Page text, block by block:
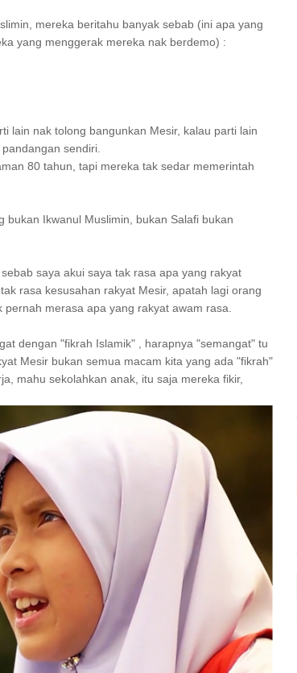
mereka beritahu banyak sebab (ini apa yang
yang menggerak mereka nak berdemo) :
lain nak tolong bangunkan Mesir, kalau parti lain
sendiri.
80 tahun, tapi mereka tak sedar memerintah
Ikwanul Muslimin, bukan Salafi bukan
saya akui saya tak rasa apa yang rakyat
rasa kesusahan rakyat Mesir, apatah lagi orang
merasa apa yang rakyat awam rasa.
dengan "fikrah Islamik" , harapnya "semangat" tu
Mesir bukan semua macam kita yang ada "fikrah"
mahu sekolahkan anak, itu saja mereka fikir,